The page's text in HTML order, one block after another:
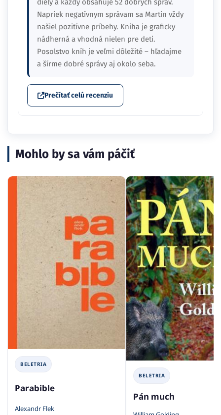
diely a každý obsahuje 52 dobrých správ.
Napriek negatívnym správam sa Martin vždy
našiel pozitívne príbehy. Kniha je graficky
nádherná a vhodná nielen pre deti.
Posolstvo kníh je veľmi dôležité – hľadajme
a šírme dobré správy aj okolo seba.
Prečítať celú recenziu
Mohlo by sa vám páčiť
BELETRIA
Parabible
Alexandr Flek
BELETRIA
Pán much